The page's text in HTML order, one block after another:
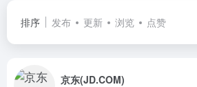
排序 发布 更新 浏览 点赞
京东(JD.COM)